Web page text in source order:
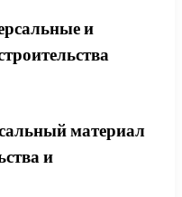
и
материал
и